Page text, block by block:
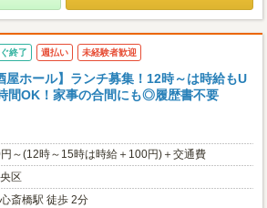
終了 週払い 未経験者歓迎
屋ホール】ランチ募集！12時～は時給もU
間OK！家事の合間にも◎履歴書不要
～(12時～15時は時給＋100円)＋交通費
区
斎橋駅 徒歩 2分